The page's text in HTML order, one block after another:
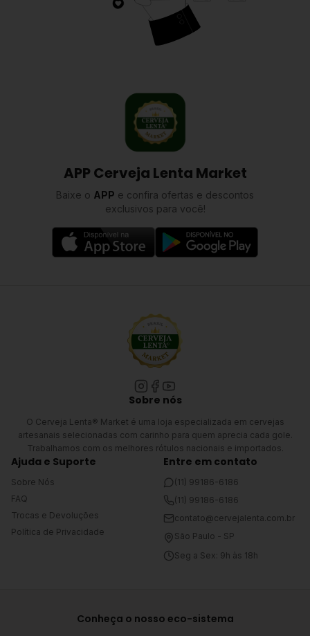
APP Cerveja Lenta Market
Baixe o APP e confira ofertas e descontos
exclusivos para você!
Sobre nós
O Cerveja Lenta® Market é uma loja especializada em cervejas
artesanais selecionadas com carinho para quem aprecia cada gole.
Trabalhamos com os melhores rótulos nacionais e importados.
Ajuda e Suporte
Sobre Nós
FAQ
Trocas e Devoluções
Política de Privacidade
Entre em contato
(11) 99186-6186
(11) 99186-6186
contato@cervejalenta.com.br
São Paulo - SP
Seg a Sex: 9h às 18h
Conheça o nosso eco-sistema